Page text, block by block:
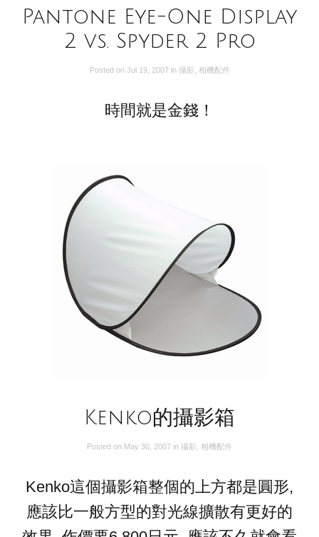
Pantone Eye-One Display
2 vs. Spyder 2 Pro
Posted on Jul 19, 2007 in 攝影 相機配件
時間就是金錢！
Kenko的攝影箱
Posted on May 30, 2007 in 攝影 相機配件
Kenko這個攝影箱整個的上方都是圓形,
應該比一般方型的對光線擴散有更好的